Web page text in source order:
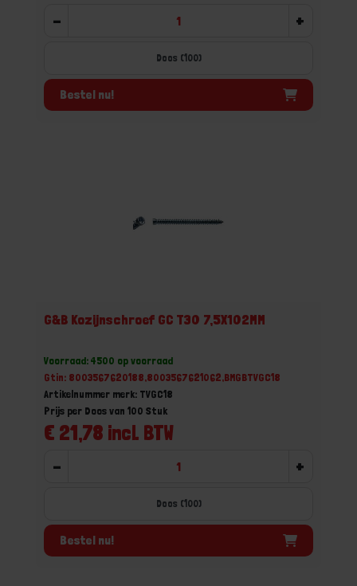
- +
Doos (100)
Bestel nu!
G&B Kozijnschroef GC T30 7,5X102MM
Voorraad: 4500 op voorraad
Gtin: 8003567620188,8003567621062,BMGBTVGC18
Artikelnummer merk: TVGC18
€ 21,78 incl. BTW
Prijs per Doos van 100 Stuk
- +
Doos (100)
Bestel nu!